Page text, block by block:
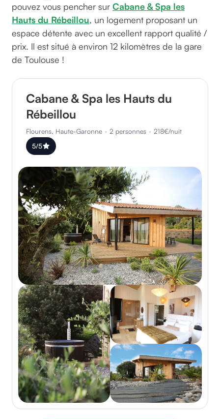
pouvez vous pencher sur Cabane & Spa les
Hauts du Rébeillou, un logement proposant un
espace détente avec un excellent rapport qualité /
prix. Il est situé à environ 12 kilomètres de la gare
de Toulouse !
Cabane & Spa les Hauts du
Rébeillou
Flourens, Haute-Garonne • 2 personnes • 218€/nuit
5/5